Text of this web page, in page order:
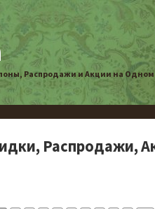
Распродажи и Акции на Одном
Распродажи,